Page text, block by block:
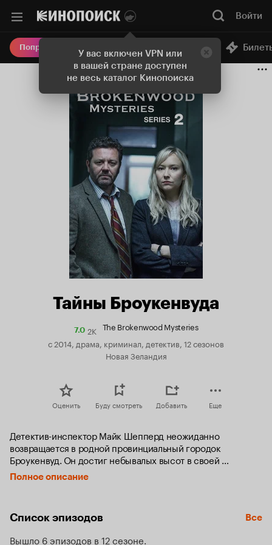
У вас включен VPN или
в вашей стране доступен
не весь каталог Кинопоиска
Войти
Попробовать Плюс Онлайн-кинотеатр
Тайны Броукенвуда
7.0Рейтинг
7.0
2K The Brokenwood Mysteries
с 2014, драма, криминал, детектив, 12 сезонов
Новая Зеландия
Оценить Буду смотреть Добавить Еще
Детектив-инспектор Майк Шепперд неожиданно
возвращается в родной провинциальный городок
Броукенвуд. Он достиг небывалых высот в своей
профессии, в Новой Зеландии ему практически нет
равных. Майк обладает острым умом и способен поймать
язык как со своими коллегами, так и с подозреваемыми,
Полное описание
Список эпизодов Все
Вышло 6 эпизодов в 12 сезоне